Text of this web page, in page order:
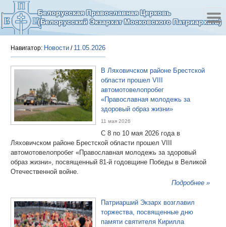
Белорусская Православная Церковь
(Белорусский Экзархат Московского Патриархата)
Навигатор: Новости / 11.05.2026
В Ляховичском районе Брестской
области прошел VIII
автомотовелопробег
«Православная молодежь за
здоровый образ жизни»
11 мая 2026
С 8 по 10 мая 2026 года в
Ляховичском районе Брестской области прошел VIII
автомотовелопробег «Православная молодежь за здоровый
образ жизни», посвященный 81-й годовщине Победы в Великой
Отечественной войне.
Подробнее »
Патриарший Экзарх возглавил
торжества, посвященные дню
памяти святителя Кирилла